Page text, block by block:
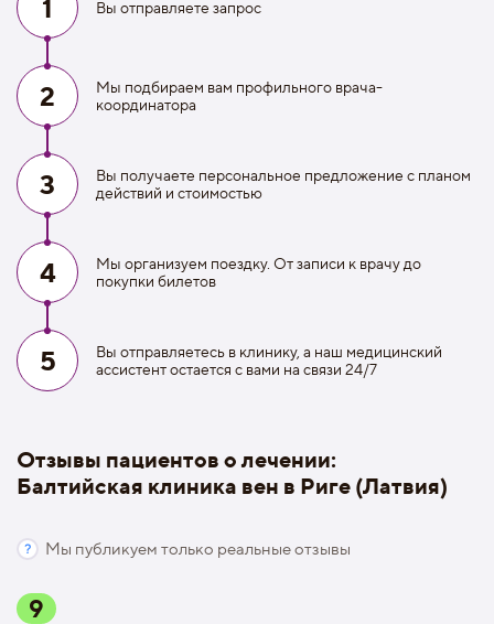
1 Вы отправляете запрос
2
Мы подбираем вам профильного врача-
координатора
3
Вы получаете персональное предложение с планом
действий и стоимостью
4
Мы организуем поездку. От записи к врачу до
покупки билетов
5
Вы отправляетесь в клинику, а наш медицинский
ассистент остается с вами на связи 24/7
Отзывы пациентов о лечении:
Балтийская клиника вен в Риге (Латвия)
Мы публикуем только реальные отзывы
9